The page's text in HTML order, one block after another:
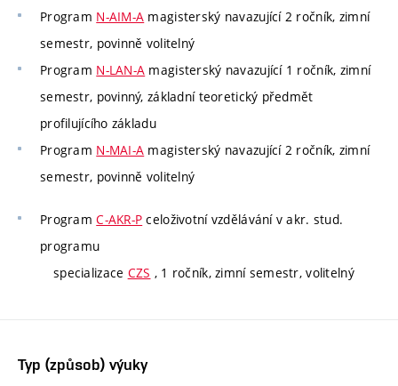
Program N-AIM-A magisterský navazující 2 ročník, zimní
semestr, povinně volitelný
Program N-LAN-A magisterský navazující 1 ročník, zimní
semestr, povinný, základní teoretický předmět
profilujícího základu
Program N-MAI-A magisterský navazující 2 ročník, zimní
semestr, povinně volitelný
ProgramC-AKR-P celoživotní vzdělávání v akr. stud.
programu
specializace CZS , 1 ročník, zimní semestr, volitelný
Typ (způsob) výuky